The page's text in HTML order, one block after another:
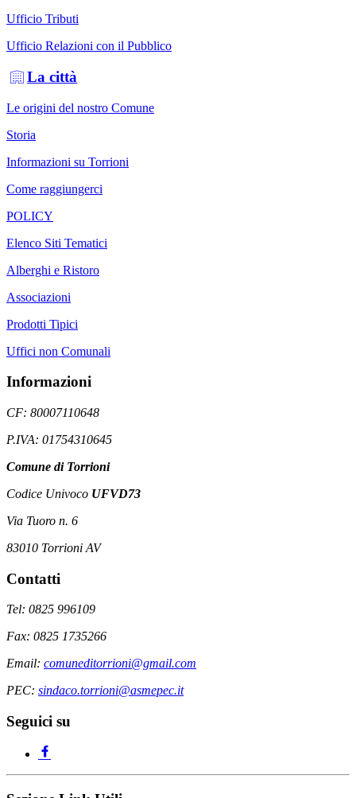
Ufficio Tributi
Ufficio Relazioni con il Pubblico
La città
Le origini del nostro Comune
Storia
Informazioni su Torrioni
Come raggiungerci
POLICY
Elenco Siti Tematici
Alberghi e Ristoro
Associazioni
Prodotti Tipici
Uffici non Comunali
Informazioni
CF: 80007110648
P.IVA: 01754310645
Comune di Torrioni
Codice Univoco UFVD73
Via Tuoro n. 6
83010 Torrioni AV
Contatti
Tel: 0825 996109
Fax: 0825 1735266
Email: comuneditorrioni@gmail.com
PEC: sindaco.torrioni@asmepec.it
Seguici su